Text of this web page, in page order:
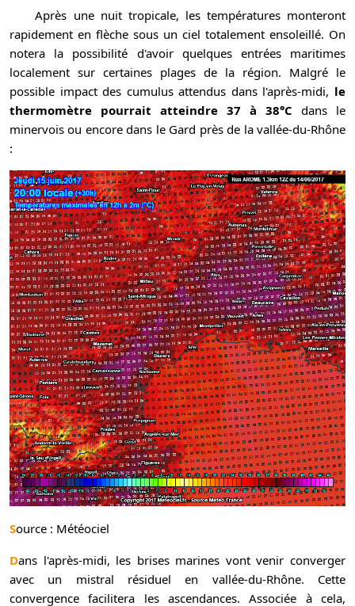
Après une nuit tropicale, les températures monteront
rapidement en flèche sous un ciel totalement ensoleillé. On
notera la possibilité d'avoir quelques entrées maritimes
localement sur certaines plages de la région. Malgré le
possible impact des cumulus attendus dans l'après-midi, le
thermomètre pourrait atteindre 37 à 38°C dans le
minervois ou encore dans le Gard près de la vallée-du-Rhône
:
Source : Météociel
Dans l'après-midi, les brises marines vont venir converger
avec un mistral résiduel en vallée-du-Rhône. Cette
convergence facilitera les ascendances. Associée à cela,